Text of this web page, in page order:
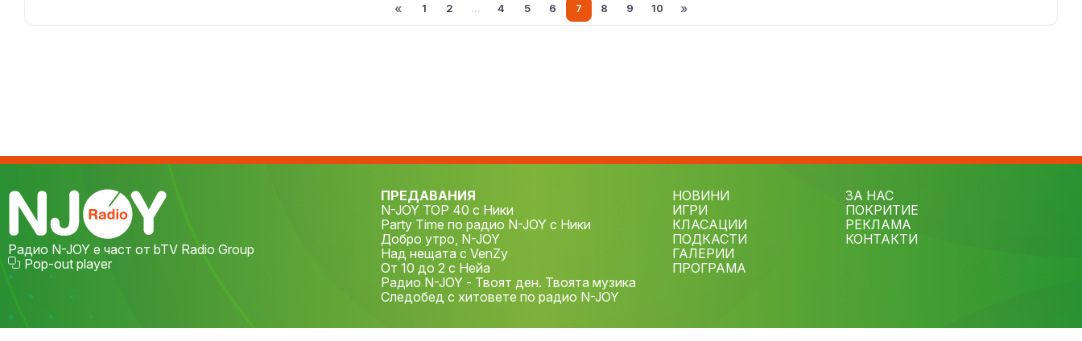
« 1 2 ... 4 5 6 7 8 9 10 »
Радио N-JOY е част от bTV Radio Group
Pop-out player
ПРЕДАВАНИЯ
N-JOY TOP 40 с Ники
Party Time по радио N-JOY с Ники
Добро утро, N-JOY
Над нещата с VenZy
От 10 до 2 с Нейа
Радио N-JOY - Твоят ден. Твоята музика
Следобед с хитовете по радио N-JOY
НОВИНИ
ИГРИ
КЛАСАЦИИ
ПОДКАСТИ
ГАЛЕРИИ
ПРОГРАМА
ЗА НАС
ПОКРИТИЕ
РЕКЛАМА
КОНТАКТИ